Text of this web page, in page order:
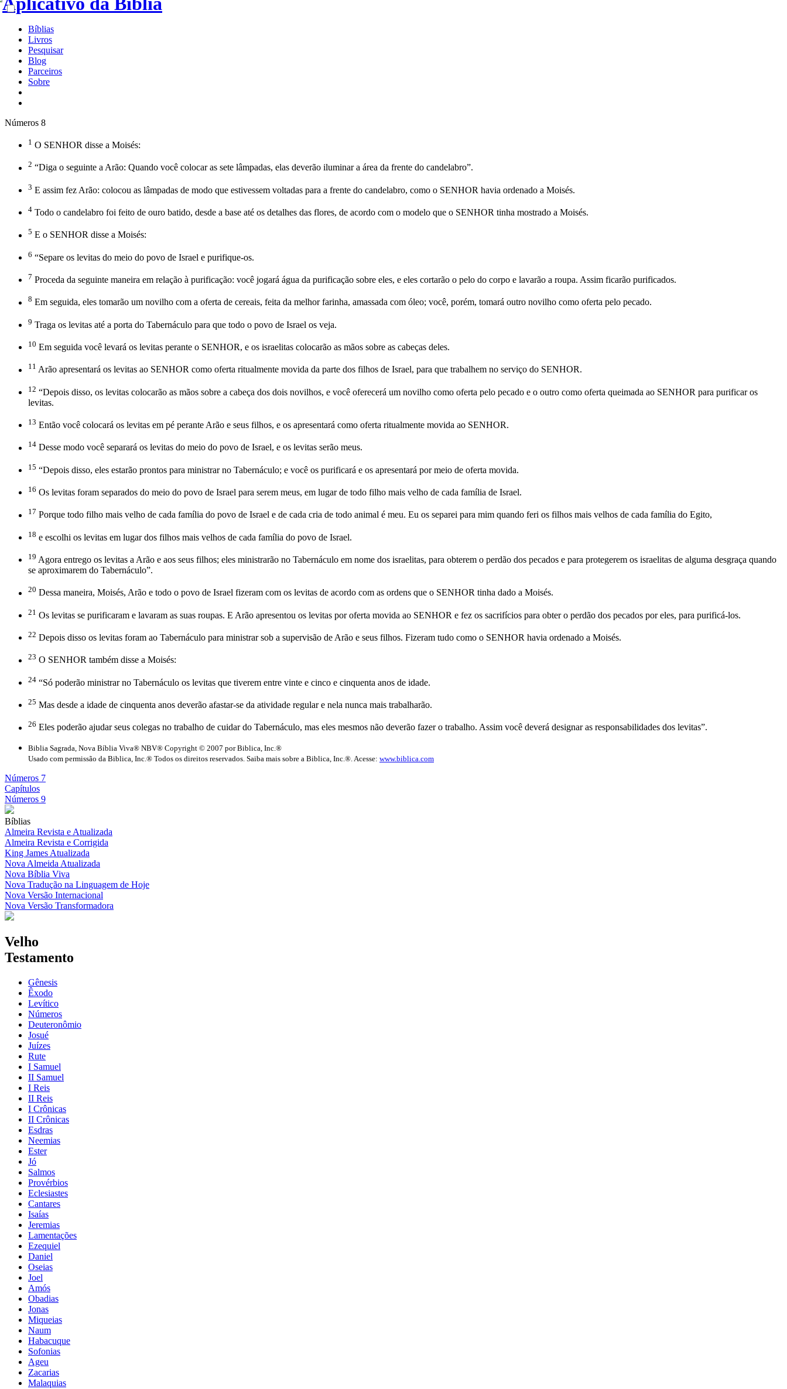
Bíblias
Livros
Pesquisar
Blog
Parceiros
Sobre
Números 8
1 O SENHOR disse a Moisés:
2 “Diga o seguinte a Arão: Quando você colocar as sete lâmpadas, elas deverão iluminar a área da frente do candelabro”.
3 E assim fez Arão: colocou as lâmpadas de modo que estivessem voltadas para a frente do candelabro, como o SENHOR havia ordenado a Moisés.
4 Todo o candelabro foi feito de ouro batido, desde a base até os detalhes das flores, de acordo com o modelo que o SENHOR tinha mostrado a Moisés.
5 E o SENHOR disse a Moisés:
6 “Separe os levitas do meio do povo de Israel e purifique-os.
7 Proceda da seguinte maneira em relação à purificação: você jogará água da purificação sobre eles, e eles cortarão o pelo do corpo e lavarão a roupa. Assim ficarão purificados.
8 Em seguida, eles tomarão um novilho com a oferta de cereais, feita da melhor farinha, amassada com óleo; você, porém, tomará outro novilho como oferta pelo pecado.
9 Traga os levitas até a porta do Tabernáculo para que todo o povo de Israel os veja.
10 Em seguida você levará os levitas perante o SENHOR, e os israelitas colocarão as mãos sobre as cabeças deles.
11 Arão apresentará os levitas ao SENHOR como oferta ritualmente movida da parte dos filhos de Israel, para que trabalhem no serviço do SENHOR.
12 “Depois disso, os levitas colocarão as mãos sobre a cabeça dos dois novilhos, e você oferecerá um novilho como oferta pelo pecado e o outro como oferta queimada ao SENHOR para purificar os
levitas.
13 Então você colocará os levitas em pé perante Arão e seus filhos, e os apresentará como oferta ritualmente movida ao SENHOR.
14 Desse modo você separará os levitas do meio do povo de Israel, e os levitas serão meus.
15 “Depois disso, eles estarão prontos para ministrar no Tabernáculo; e você os purificará e os apresentará por meio de oferta movida.
16 Os levitas foram separados do meio do povo de Israel para serem meus, em lugar de todo filho mais velho de cada família de Israel.
17 Porque todo filho mais velho de cada família do povo de Israel e de cada cria de todo animal é meu. Eu os separei para mim quando feri os filhos mais velhos de cada família do Egito,
18 e escolhi os levitas em lugar dos filhos mais velhos de cada família do povo de Israel.
19 Agora entrego os levitas a Arão e aos seus filhos; eles ministrarão no Tabernáculo em nome dos israelitas, para obterem o perdão dos pecados e para protegerem os israelitas de alguma desgraça quando
se aproximarem do Tabernáculo”.
20 Dessa maneira, Moisés, Arão e todo o povo de Israel fizeram com os levitas de acordo com as ordens que o SENHOR tinha dado a Moisés.
21 Os levitas se purificaram e lavaram as suas roupas. E Arão apresentou os levitas por oferta movida ao SENHOR e fez os sacrifícios para obter o perdão dos pecados por eles, para purificá-los.
22 Depois disso os levitas foram ao Tabernáculo para ministrar sob a supervisão de Arão e seus filhos. Fizeram tudo como o SENHOR havia ordenado a Moisés.
23 O SENHOR também disse a Moisés:
24 “Só poderão ministrar no Tabernáculo os levitas que tiverem entre vinte e cinco e cinquenta anos de idade.
25 Mas desde a idade de cinquenta anos deverão afastar-se da atividade regular e nela nunca mais trabalharão.
26 Eles poderão ajudar seus colegas no trabalho de cuidar do Tabernáculo, mas eles mesmos não deverão fazer o trabalho. Assim você deverá designar as responsabilidades dos levitas”.
Biblia Sagrada, Nova Bíblia Viva® NBV® Copyright © 2007 por Biblica, Inc.®
Usado com permissão da Biblica, Inc.® Todos os direitos reservados. Saiba mais sobre a Biblica, Inc.®. Acesse: www.biblica.com
Números 7
Capítulos
Números 9
Bíblias
Almeira Revista e Atualizada
Almeira Revista e Corrigida
King James Atualizada
Nova Almeida Atualizada
Nova Bíblia Viva
Nova Tradução na Linguagem de Hoje
Nova Versão Internacional
Nova Versão Transformadora
Velho
Testamento
Gênesis
Êxodo
Levítico
Números
Deuteronômio
Josué
Juízes
Rute
I Samuel
II Samuel
I Reis
II Reis
I Crônicas
II Crônicas
Esdras
Neemias
Ester
Jó
Salmos
Provérbios
Eclesiastes
Cantares
Isaías
Jeremias
Lamentações
Ezequiel
Daniel
Oseias
Joel
Amós
Obadias
Jonas
Miqueias
Naum
Habacuque
Sofonias
Ageu
Zacarias
Malaquias